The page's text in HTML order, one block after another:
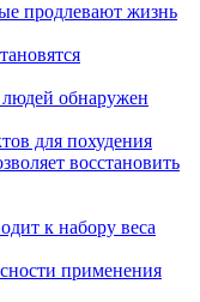
продлевают жизнь
обнаружен
для похудения
восстановить
к набору веса
применения